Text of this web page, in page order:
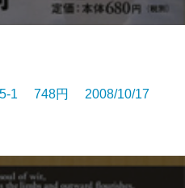
1 748円 2008/10/17